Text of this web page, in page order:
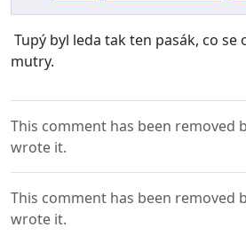
Tupý byl leda tak ten pasák, co
mutry.
This comment has been removed
wrote it.
This comment has been removed
wrote it.